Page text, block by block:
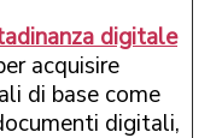
digitale
acquisire
di base come
digitali,